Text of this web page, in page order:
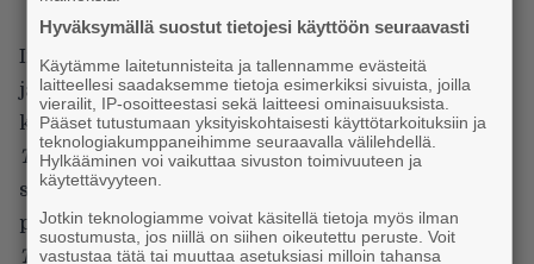
Internet-lähteiden mukaan Pokaali on aktivoitunut
jälleen 2009 ja yhtyeenMyspace-sivultavoi
kuunnella kaksi uutta tuolloin äänitettyä kappaletta
TaivuimmejaKiila. Uudet kappaleet kuulostavat
samalta PP:ltä – mikä on vain hyvä. Siveniuksen
paikka olisi kaiken järjen mukaan Tavastian lavalla.
Taivuimme
Hyväksymällä suostut tietojesi käyttöön seuraavasti
Käytämme laitetunnisteita ja tallennamme evästeitä
laitteellesi saadaksemme tietoja esimerkiksi sivuista, joilla
vierailit, IP-osoitteestasi sekä laitteesi ominaisuuksista.
Pääset tutustumaan yksityiskohtaisesti käyttötarkoituksiin ja
teknologiakumppaneihimme seuraavalla välilehdellä.
Hylkääminen voi vaikuttaa sivuston toimivuuteen ja
käytettävyyteen.
Jotkin teknologiamme voivat käsitellä tietoja myös ilman
suostumusta, jos niillä on siihen oikeutettu peruste. Voit
vastustaa tätä tai muuttaa asetuksiasi milloin tahansa